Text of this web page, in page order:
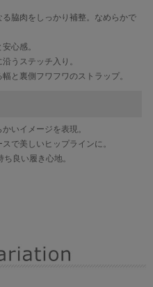
脇肉をしっかり補整。なめらかで
心感。
うステッチ入り。
と裏側フワフワのストラップ。
いイメージを表現。
で美しいヒップラインに。
良い履き心地。